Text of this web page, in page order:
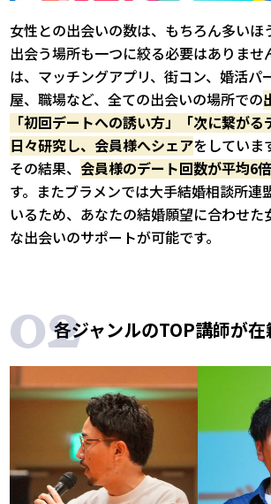
女性との出会いの数は、もちろん多いほ
出会う場所も一つに絞る必要はありませ
は、マッチングアプリ、街コン、婚活パ
屋、職場など、全ての出会いの場所での
「初回デートへの誘い方」「次に繋が
日々研究し、会員様へシェアをしていま
その結果、 会員様のデート回数が平均6
す。またブラメンでは大手結婚相談所連
いるため、あなたの結婚願望に合わせた
な出会いのサポートが可能です。
各ジャンルのTOP講師が在